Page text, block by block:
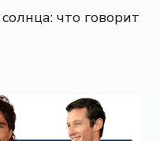
что говорит